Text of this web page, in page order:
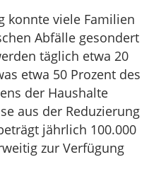
konnte viele Familien
Abfälle gesondert
täglich etwa 20
etwa 50 Prozent des
der Haushalte
aus der Reduzierung
jährlich 100.000
zur Verfügung